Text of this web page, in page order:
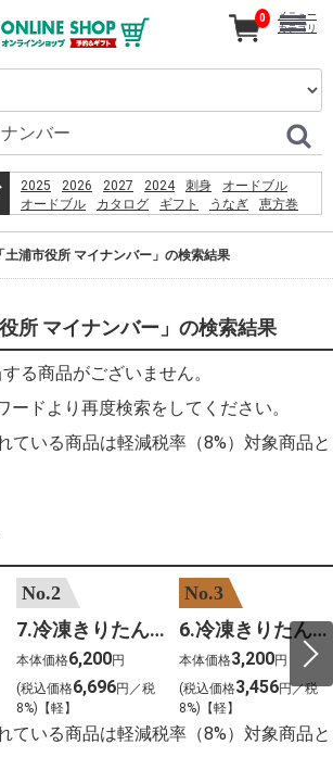
2025 2026 2027 2024 刺身
オードブル
オードブル
カタログ ギフト うなぎ
恵方巻
%E3%81%A6%E3%82%8B%E3%81%BC%E3%83%BC
産直
PSO2 %E8%8F%85%E6%B2%BC%E8%A3%95
%D8%B3%D8%A7%D8%AD%D9%84
%D8%A8%D8%B1%D8%A7%DB%8C
%D8%B4%D9%86%D8%A7
%D8%A8%D8%A7%D9%86%D9%88%D8%A7%D9%86
0
メニュー
カテゴリ
「土浦市役所 マイナンバー」の検索結果
所 マイナンバー」の検索結果
る商品がございません。
ードより再度検索をしてください。
ている商品は軽減税率（8%）対象商品と
No.2
7.冷凍きりたんぽセットM 野菜なし 4人前
本体価格6,200円
(税込価格6,696円／税
8%)【軽】
No.3
6.冷凍きりたんぽセットＳ 野菜なし 2人前
本体価格3,200円
(税込価格3,456円／税
8%)【軽】
ている商品は軽減税率（8%）対象商品と